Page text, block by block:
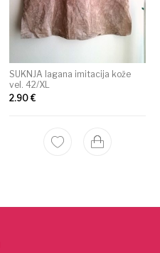
SUKNJA lagana imitacija kože
vel. 42/XL
2.90 €